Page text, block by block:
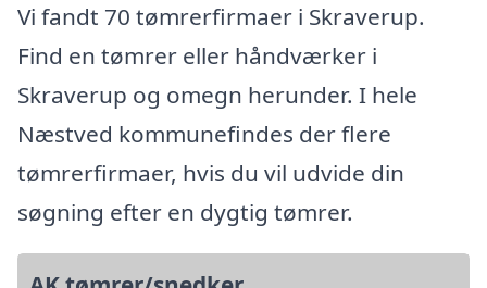
Vi fandt 70 tømrerfirmaer i Skraverup.
Find en tømrer eller håndværker i
Skraverup og omegn herunder. I hele
Næstved kommunefindes der flere
tømrerfirmaer, hvis du vil udvide din
søgning efter en dygtig tømrer.